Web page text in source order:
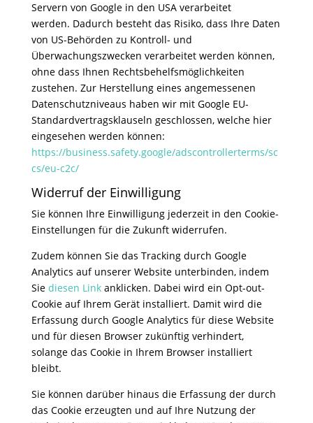
Servern von Google in den USA verarbeitet
werden. Dadurch besteht das Risiko, dass Ihre Daten
von US-Behörden zu Kontroll- und
Überwachungszwecken verarbeitet werden können,
ohne dass Ihnen Rechtsbehelfsmöglichkeiten
zustehen. Zur Herstellung eines angemessenen
Datenschutzniveaus haben wir mit Google EU-
Standardvertragsklauseln geschlossen, welche hier
eingesehen werden können:
https://business.safety.google/adscontrollerterms/sc
cs/eu-c2c/
Widerruf der Einwilligung
Sie können Ihre Einwilligung jederzeit in den Cookie-
Einstellungen für die Zukunft widerrufen.
Zudem können Sie das Tracking durch Google
Analytics auf unserer Website unterbinden, indem
Sie diesen Linkanklicken. Dabei wird ein Opt-out-
Cookie auf Ihrem Gerät installiert. Damit wird die
Erfassung durch Google Analytics für diese Website
und für diesen Browser zukünftig verhindert,
solange das Cookie in Ihrem Browser installiert
bleibt.
Sie können darüber hinaus die Erfassung der durch
das Cookie erzeugten und auf Ihre Nutzung der